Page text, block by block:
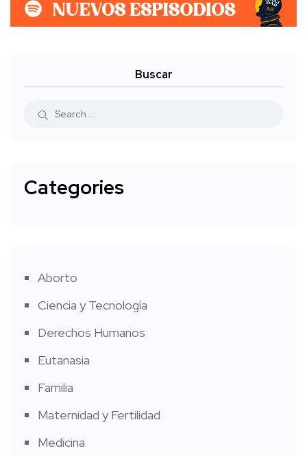
Buscar
Categories
Aborto
Ciencia y Tecnología
Derechos Humanos
Eutanasia
Familia
Maternidad y Fertilidad
Medicina